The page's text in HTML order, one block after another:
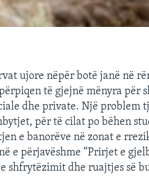
ujore nëpër botë janë në
të gjejnë mënyra për
dhe private. Një problem
për të cilat po bëhen
e banorëve në zonat e
e përjavëshme “Prirjet e
shfrytëzimit dhe ruajtjes së